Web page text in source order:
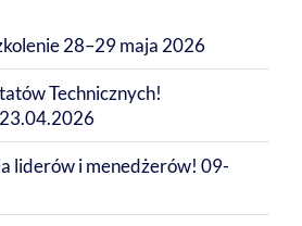
28–29 maja 2026
Technicznych!
liderów i menedżerów! 09-